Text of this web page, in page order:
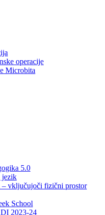
operacije
Microbita
5.0
jezik
vključujoči fizični prostor
School
2023-24